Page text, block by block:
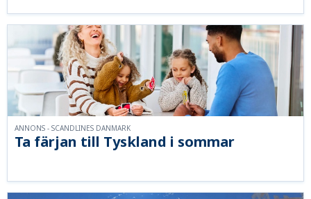
Ta färjan till Tyskland i sommar
ANNONS - SCANDLINES DANMARK